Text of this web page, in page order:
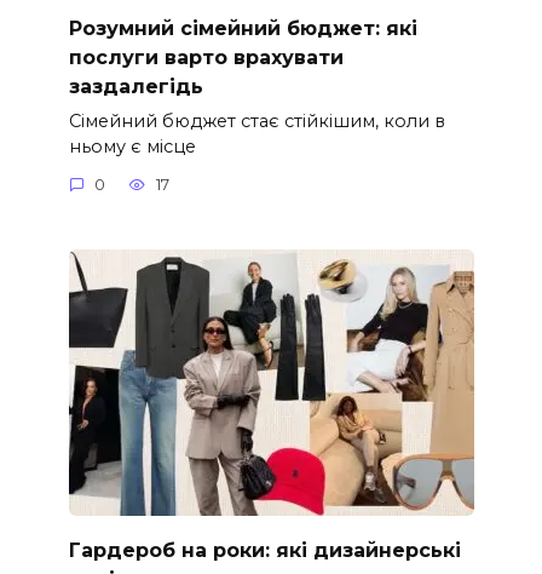
Розумний сімейний бюджет: які
послуги варто врахувати
заздалегідь
Сімейний бюджет стає стійкішим, коли в
ньому є місце
0 17
Гардероб на роки: які дизайнерські